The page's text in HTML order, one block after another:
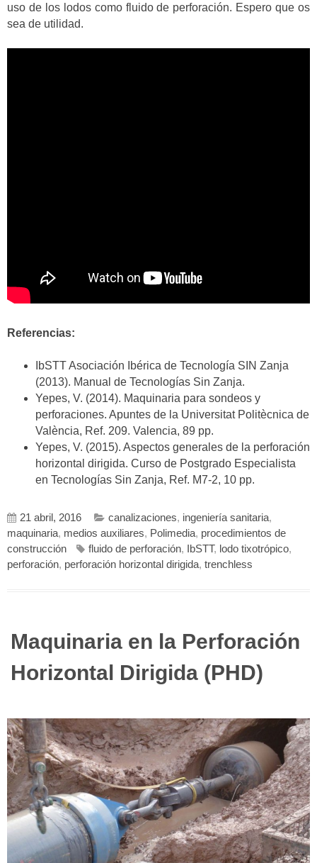
uso de los lodos como fluido de perforación. Espero que os
sea de utilidad.
Referencias:
IbSTT Asociación Ibérica de Tecnología SIN Zanja
(2013). Manual de Tecnologías Sin Zanja.
Yepes, V. (2014). Maquinaria para sondeos y
perforaciones. Apuntes de la Universitat Politècnica de
València, Ref. 209. Valencia, 89 pp.
Yepes, V. (2015). Aspectos generales de la perforación
horizontal dirigida. Curso de Postgrado Especialista
en Tecnologías Sin Zanja, Ref. M7-2, 10 pp.
21 abril, 2016 canalizaciones, ingeniería sanitaria,
maquinaria, medios auxiliares, Polimedia, procedimientos de
construcción
fluido de perforación, IbSTT, lodo tixotrópico,
perforación, perforación horizontal dirigida, trenchless
Maquinaria en la Perforación
Horizontal Dirigida (PHD)